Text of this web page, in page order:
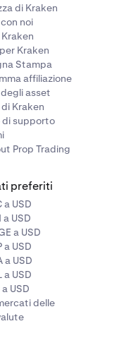
di Kraken
noi
Kraken
Stampa
affiliazione
asset
Kraken
di supporto
Prop Trading
preferiti
a USD
a USD
a USD
a USD
a USD
a USD
USD
delle